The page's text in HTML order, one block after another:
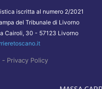
iscritta al numero 2/2021
del Tribunale di Livorno
Cairoli, 30 - 57123 Livorno
- Privacy Policy